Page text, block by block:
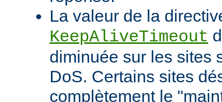
La valeur de la
KeepAliveTimeout
diminuée sur les sites
DoS. Certains sites
complètement le